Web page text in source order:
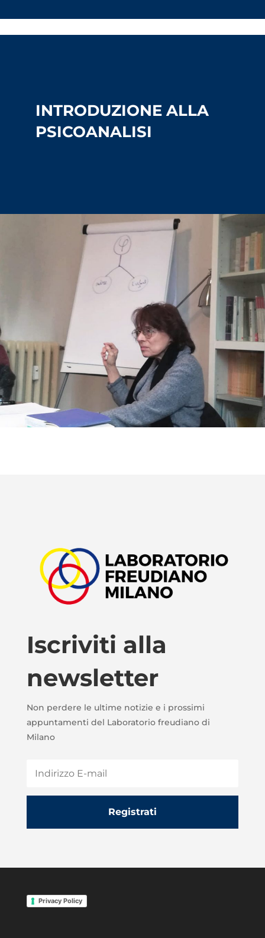
INTRODUZIONE ALLA
PSICOANALISI
Iscriviti alla
newsletter
Non perdere le ultime notizie e i prossimi
appuntamenti del Laboratorio freudiano di
Milano
Registrati
Privacy Policy